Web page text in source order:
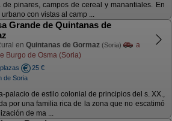
de pinares, campos de cereal y manantiales. En
con vistas al camp ...
Grande de Quintanas de
en Quintanas de Gormaz (Soria)
a
Burgo de Osma (Soria)
25 €
de Soria
palacio de estilo colonial de principios del s. XX.,
por una familia rica de la zona que no escatimó
de ma ...